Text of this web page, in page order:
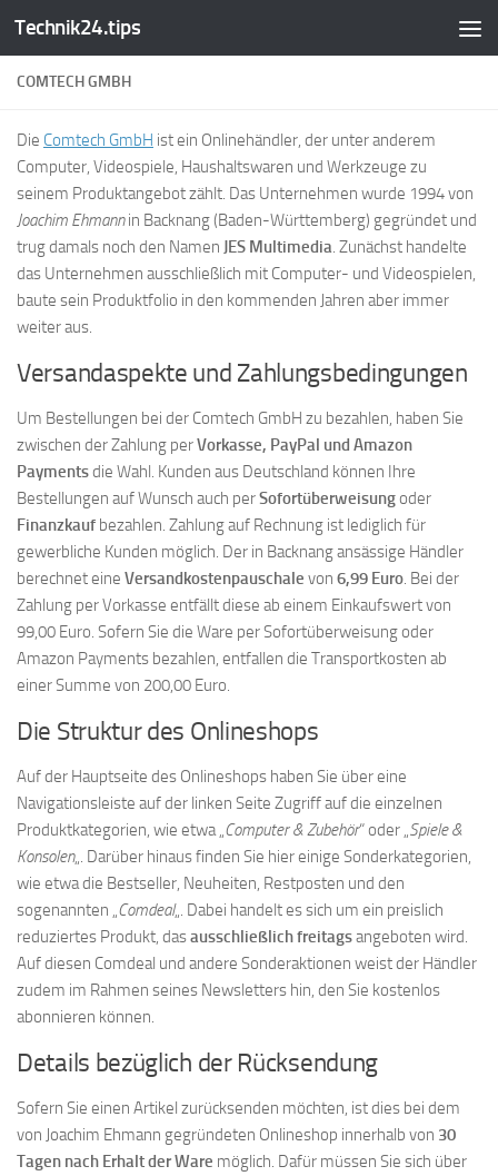
Zum Inhalt springen
Technik24.tips
COMTECH GMBH
Die Comtech GmbH ist ein Onlinehändler, der unter anderem
Computer, Videospiele, Haushaltswaren und Werkzeuge zu
seinem Produktangebot zählt. Das Unternehmen wurde 1994 von
Joachim Ehmannin Backnang (Baden-Württemberg) gegründet und
trug damals noch den Namen JES Multimedia. Zunächst handelte
das Unternehmen ausschließlich mit Computer- und Videospielen,
baute sein Produktfolio in den kommenden Jahren aber immer
weiter aus.
Versandaspekte und Zahlungsbedingungen
Um Bestellungen bei der Comtech GmbH zu bezahlen, haben Sie
zwischen der Zahlung perVorkasse, PayPal und Amazon
Paymentsdie Wahl. Kunden aus Deutschland können Ihre
Bestellungen auf Wunsch auch perSofortüberweisungoder
Finanzkauf bezahlen. Zahlung auf Rechnung ist lediglich für
gewerbliche Kunden möglich. Der in Backnang ansässige Händler
berechnet eine Versandkostenpauschale von 6,99 Euro. Bei der
Zahlung per Vorkasse entfällt diese ab einem Einkaufswert von
99,00 Euro. Sofern Sie die Ware per Sofortüberweisung oder
Amazon Payments bezahlen, entfallen die Transportkosten ab
einer Summe von 200,00 Euro.
Die Struktur des Onlineshops
Auf der Hauptseite des Onlineshops haben Sie über eine
Navigationsleiste auf der linken Seite Zugriff auf die einzelnen
Produktkategorien, wie etwa „Computer & Zubehör“ oder „Spiele &
Konsolen„. Darüber hinaus finden Sie hier einige Sonderkategorien,
wie etwa die Bestseller, Neuheiten, Restposten und den
sogenannten „Comdeal„. Dabei handelt es sich um ein preislich
reduziertes Produkt, dasausschließlich freitagsangeboten wird.
Auf diesen Comdeal und andere Sonderaktionen weist der Händler
zudem im Rahmen seines Newsletters hin, den Sie kostenlos
abonnieren können.
Details bezüglich der Rücksendung
Sofern Sie einen Artikel zurücksenden möchten, ist dies bei dem
von Joachim Ehmann gegründeten Onlineshop innerhalb von 30
Tagen nach Erhalt der Ware möglich. Dafür müssen Sie sich über